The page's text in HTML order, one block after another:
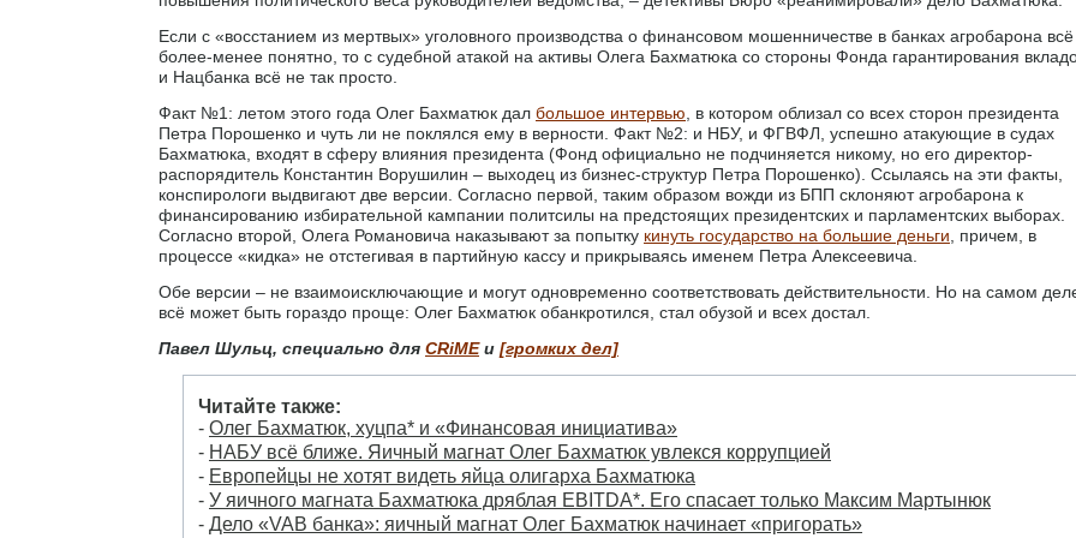
Если с «восстанием из мертвых» уголовного производства о финансовом мошенничестве в банках агробарона всё
более-менее понятно, то с судебной атакой на активы Олега Бахматюка со стороны Фонда гарантирования
и Нацбанка всё не так просто.
Факт №1: летом этого года Олег Бахматюк дал большое интервью , в котором облизал со всех сторон президента
Петра Порошенко и чуть ли не поклялся ему в верности. Факт №2: и НБУ, и ФГВФЛ, успешно атакующие в судах
Бахматюка, входят в сферу влияния президента (Фонд официально не подчиняется никому, но его директор-
распорядитель Константин Ворушилин – выходец из бизнес-структур Петра Порошенко). Ссылаясь на эти факты,
конспирологи выдвигают две версии. Согласно первой, таким образом вожди из БПП склоняют агробарона к
финансированию избирательной кампании политсилы на предстоящих президентских и парламентских выборах.
Согласно второй, Олега Романовича наказывают за попытку кинуть государство на большие деньги , причем, в
процессе «кидка» не отстегивая в партийную кассу и прикрываясь именем Петра Алексеевича.
Обе версии – не взаимоисключающие и могут одновременно соответствовать действительности. Но на самом
всё может быть гораздо проще: Олег Бахматюк обанкротился, стал обузой и всех достал.
Павел Шульц, специально для CRiME и [громких дел]
Читайте также:
- Олег Бахматюк, хуцпа* и «Финансовая инициатива»
- НАБУ всё ближе. Яичный магнат Олег Бахматюк увлекся коррупцией
- Европейцы не хотят видеть яйца олигарха Бахматюка
- У яичного магната Бахматюка дряблая EBITDA*. Его спасает только Максим Мартынюк
- Дело «VAB банка»: яичный магнат Олег Бахматюк начинает «пригорать»